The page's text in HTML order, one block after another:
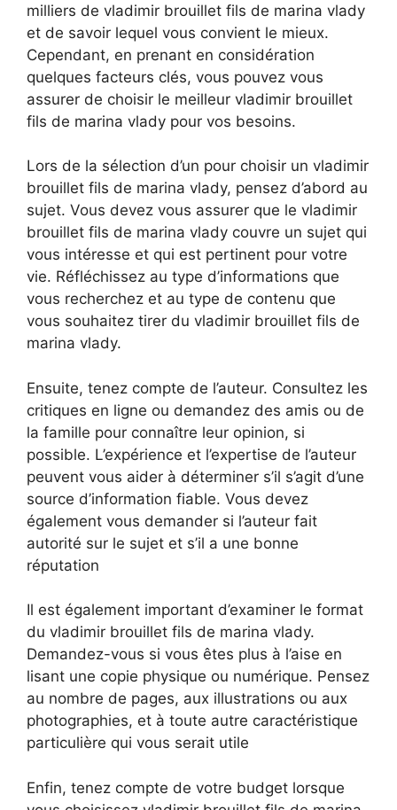
milliers de vladimir brouillet fils de marina vlady
et de savoir lequel vous convient le mieux.
Cependant, en prenant en considération
quelques facteurs clés, vous pouvez vous
assurer de choisir le meilleur vladimir brouillet
fils de marina vlady pour vos besoins.
Lors de la sélection d’un pour choisir un vladimir
brouillet fils de marina vlady, pensez d’abord au
sujet. Vous devez vous assurer que le vladimir
brouillet fils de marina vlady couvre un sujet qui
vous intéresse et qui est pertinent pour votre
vie. Réfléchissez au type d’informations que
vous recherchez et au type de contenu que
vous souhaitez tirer du vladimir brouillet fils de
marina vlady.
Ensuite, tenez compte de l’auteur. Consultez les
critiques en ligne ou demandez des amis ou de
la famille pour connaître leur opinion, si
possible. L’expérience et l’expertise de l’auteur
peuvent vous aider à déterminer s’il s’agit d’une
source d’information fiable. Vous devez
également vous demander si l’auteur fait
autorité sur le sujet et s’il a une bonne
réputation
Il est également important d’examiner le format
du vladimir brouillet fils de marina vlady.
Demandez-vous si vous êtes plus à l’aise en
lisant une copie physique ou numérique. Pensez
au nombre de pages, aux illustrations ou aux
photographies, et à toute autre caractéristique
particulière qui vous serait utile
Enfin, tenez compte de votre budget lorsque